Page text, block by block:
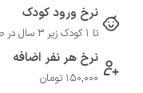
نرخ ورود کودک
تا 1 کودک زیر 3 سال در صورتحساب لحاظ نمی گردد
نرخ هر نفر اضافه
150,000 تومان